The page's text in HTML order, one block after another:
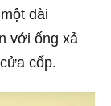
dài
với ống xả
cốp.